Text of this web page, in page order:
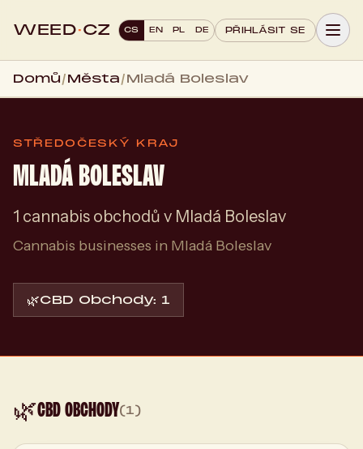
WEED·CZ CS EN PL DE PŘIHLÁSIT SE
Domů/Města/Mladá Boleslav
STŘEDOČESKÝ KRAJ
MLADÁ BOLESLAV
1 cannabis obchodů v Mladá Boleslav
Cannabis businesses in Mladá Boleslav
🌿CBD Obchody: 1
🌿CBD OBCHODY(1)